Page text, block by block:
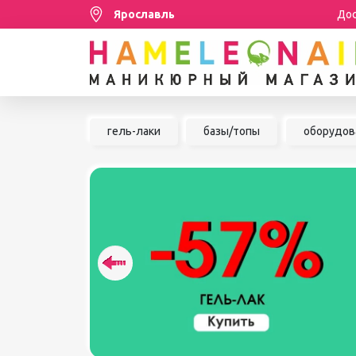
Ярославль
Распродажа
ШУГАРИНГ/ДЕПИЛЯЦИЯ
УХОД
АКСЕССУАРЫ
гель-лаки базы/топы